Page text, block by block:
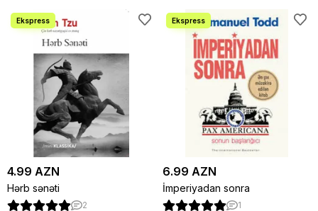
4.99 AZN
Hərb sənəti
2
6.99 AZN
İmperiyadan sonra
1